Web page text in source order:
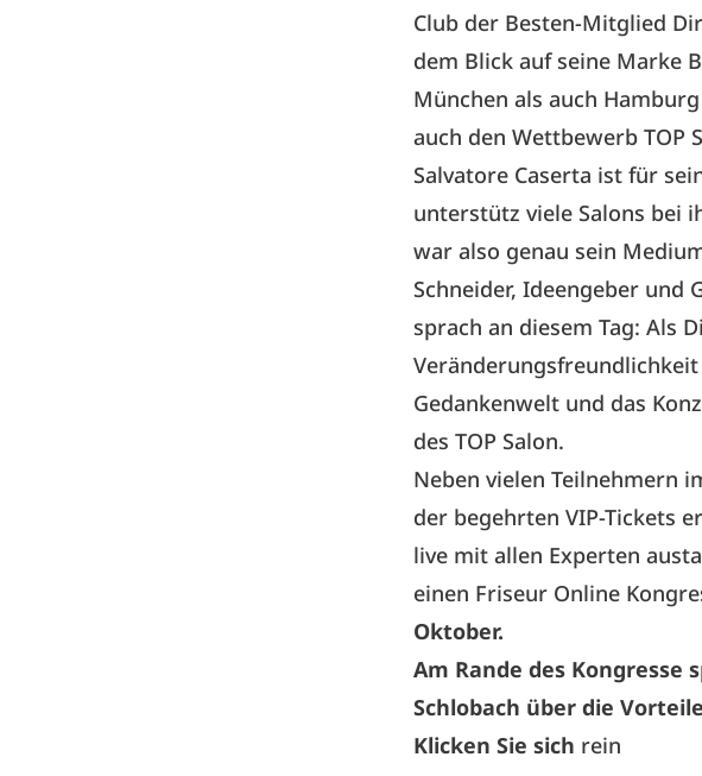
Club der Besten-Mitglied
dem Blick auf seine Marke
München als auch
auch den Wettbewerb TOP
Salvatore Caserta ist für
unterstütz viele Salons bei
war also genau sein
Schneider, Ideengeber und
sprach an diesem Tag: Als
Gedankenwelt und das
des TOP Salon.
Neben vielen Teilnehmern
der begehrten VIP-Tickets
live mit allen Experten
einen Friseur Online
Oktober.
Am Rande des Kongresse
Schlobach über die
Klicken Sie sich rein